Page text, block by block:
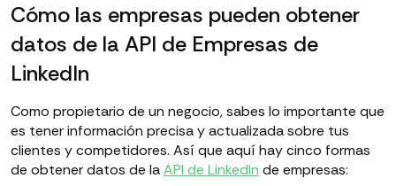
Cómo las empresas pueden obtener
datos de la API de Empresas de
LinkedIn
Como propietario de un negocio, sabes lo importante que
es tener información precisa y actualizada sobre tus
clientes y competidores. Así que aquí hay cinco formas
de obtener datos de laAPI de LinkedIn de empresas: